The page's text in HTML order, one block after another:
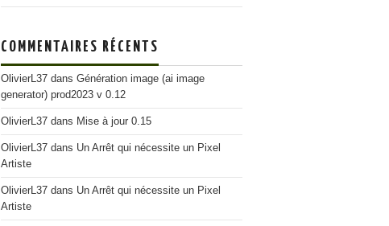
COMMENTAIRES RÉCENTS
OlivierL37 dans Génération image (ai image
generator) prod2023 v 0.12
OlivierL37 dans Mise à jour 0.15
OlivierL37 dans Un Arrêt qui nécessite un Pixel
Artiste
OlivierL37 dans Un Arrêt qui nécessite un Pixel
Artiste